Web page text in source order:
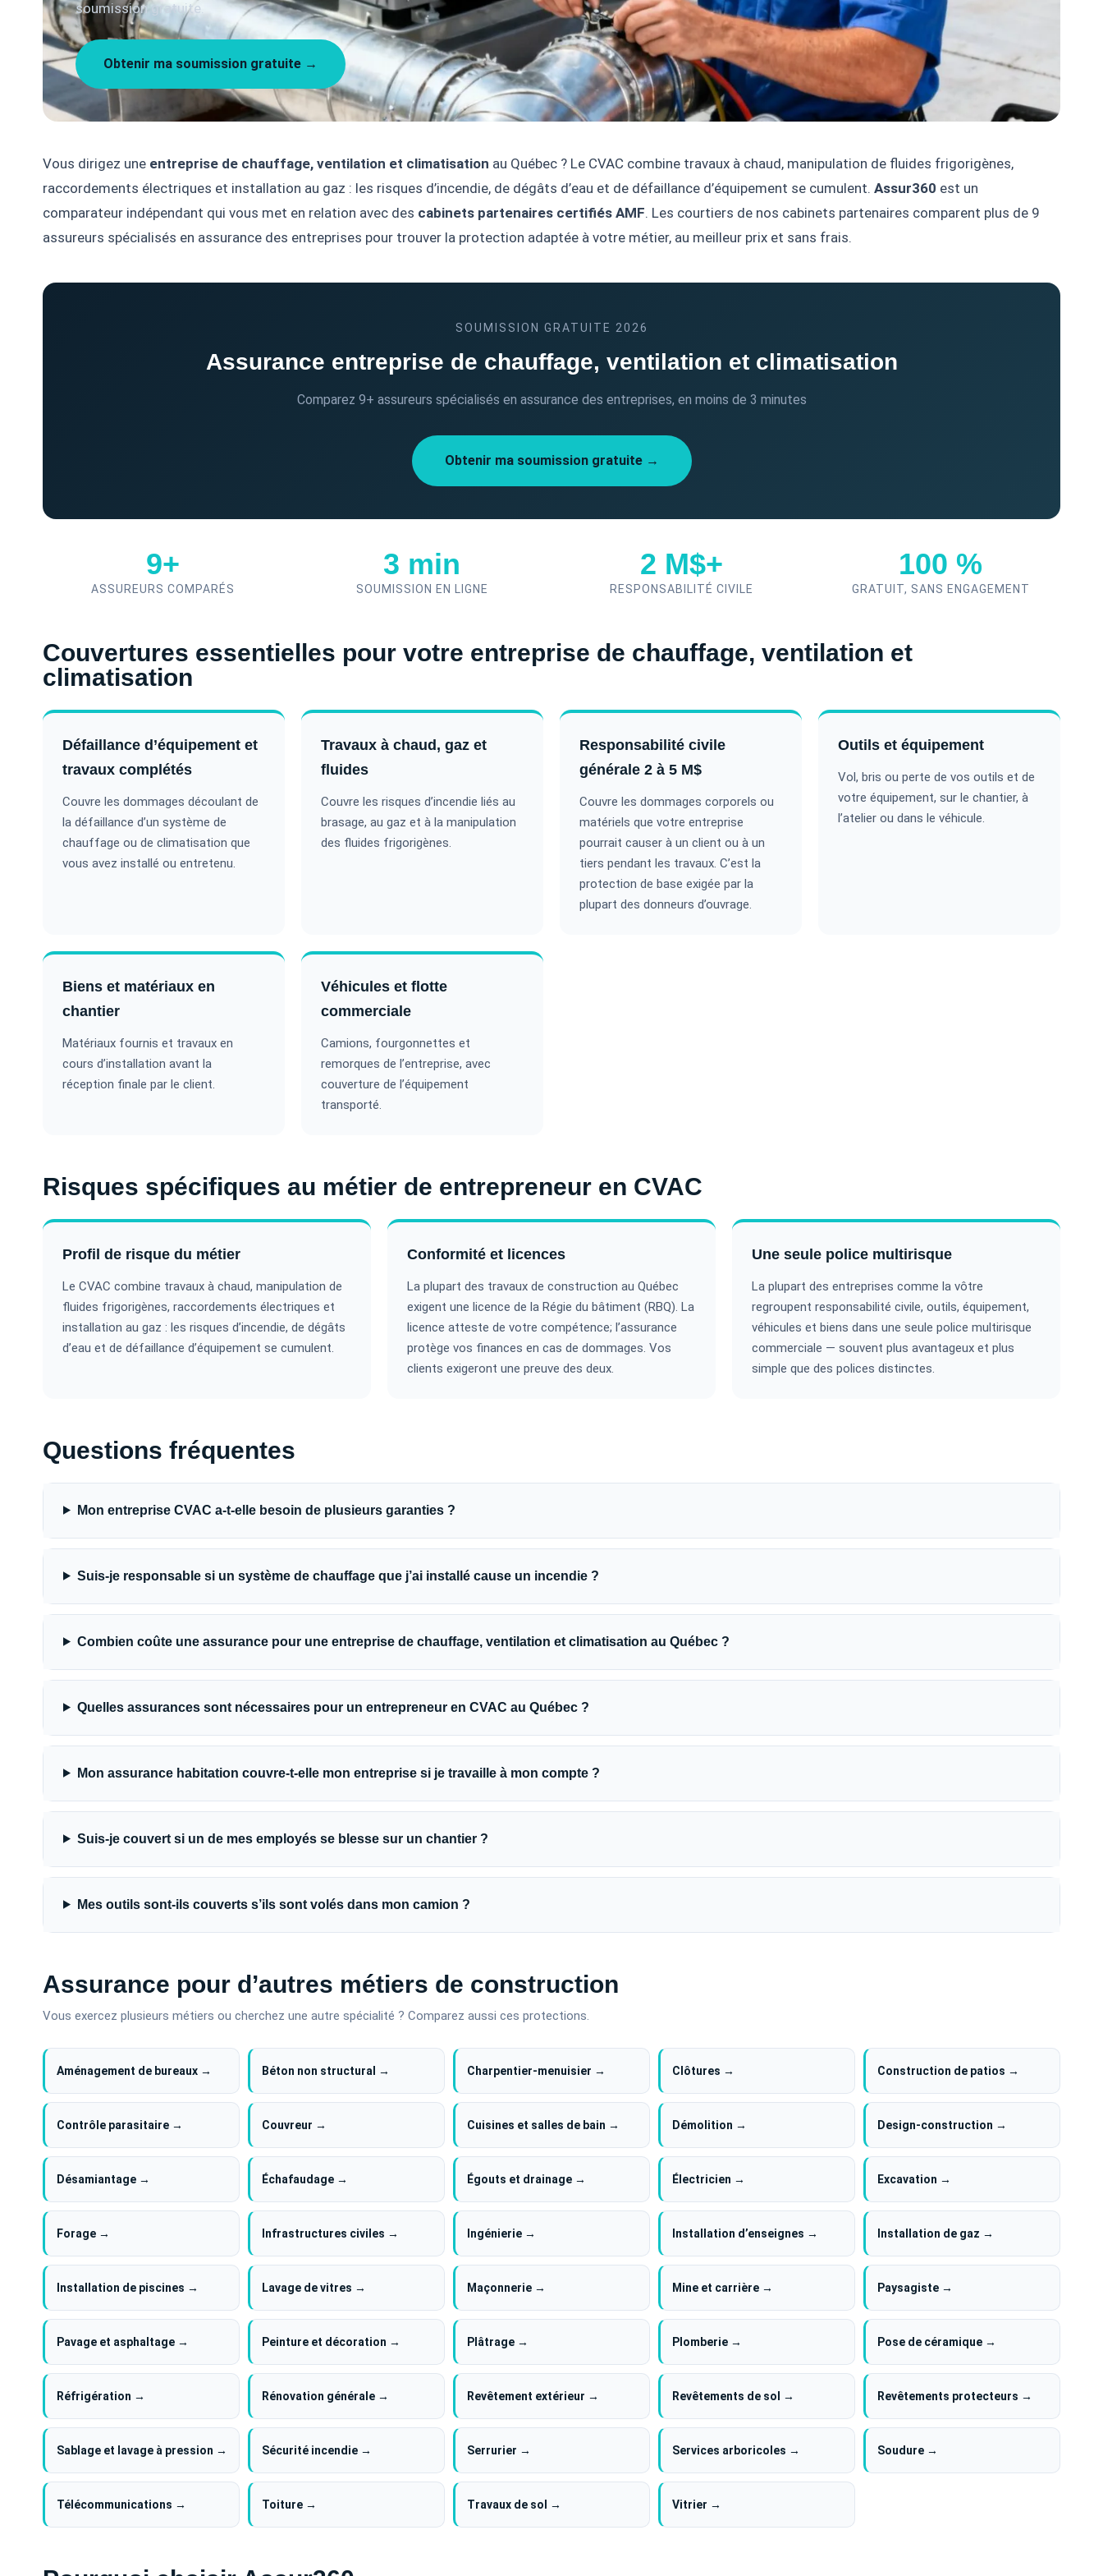
soumission gratuite.
Obtenir ma soumission gratuite →
Vous dirigez une entreprise de chauffage, ventilation et climatisation au Québec ? Le CVAC combine travaux à chaud, manipulation de fluides frigorigènes,
raccordements électriques et installation au gaz : les risques d’incendie, de dégâts d’eau et de défaillance d’équipement se cumulent. Assur360 est un
comparateur indépendant qui vous met en relation avec des cabinets partenaires certifiés AMF. Les courtiers de nos cabinets partenaires comparent plus de 9
assureurs spécialisés en assurance des entreprises pour trouver la protection adaptée à votre métier, au meilleur prix et sans frais.
SOUMISSION GRATUITE 2026
Assurance entreprise de chauffage, ventilation et climatisation
Comparez 9+ assureurs spécialisés en assurance des entreprises, en moins de 3 minutes
Obtenir ma soumission gratuite →
9+
ASSUREURS COMPARÉS
3 min
SOUMISSION EN LIGNE
2 M$+
RESPONSABILITÉ CIVILE
100 %
GRATUIT, SANS ENGAGEMENT
Couvertures essentielles pour votre entreprise de chauffage, ventilation et
climatisation
Défaillance d’équipement et
travaux complétés
Couvre les dommages découlant de
la défaillance d’un système de
chauffage ou de climatisation que
vous avez installé ou entretenu.
Travaux à chaud, gaz et
fluides
Couvre les risques d’incendie liés au
brasage, au gaz et à la manipulation
des fluides frigorigènes.
Responsabilité civile
générale 2 à 5 M$
Couvre les dommages corporels ou
matériels que votre entreprise
pourrait causer à un client ou à un
tiers pendant les travaux. C’est la
protection de base exigée par la
plupart des donneurs d’ouvrage.
Outils et équipement
Vol, bris ou perte de vos outils et de
votre équipement, sur le chantier, à
l’atelier ou dans le véhicule.
Biens et matériaux en
chantier
Matériaux fournis et travaux en
cours d’installation avant la
réception finale par le client.
Véhicules et flotte
commerciale
Camions, fourgonnettes et
remorques de l’entreprise, avec
couverture de l’équipement
transporté.
Risques spécifiques au métier de entrepreneur en CVAC
Profil de risque du métier
Le CVAC combine travaux à chaud, manipulation de
fluides frigorigènes, raccordements électriques et
installation au gaz : les risques d’incendie, de dégâts
d’eau et de défaillance d’équipement se cumulent.
Conformité et licences
La plupart des travaux de construction au Québec
exigent une licence de la Régie du bâtiment (RBQ). La
licence atteste de votre compétence; l’assurance
protège vos finances en cas de dommages. Vos
clients exigeront une preuve des deux.
Une seule police multirisque
La plupart des entreprises comme la vôtre
regroupent responsabilité civile, outils, équipement,
véhicules et biens dans une seule police multirisque
commerciale — souvent plus avantageux et plus
simple que des polices distinctes.
Questions fréquentes
Mon entreprise CVAC a-t-elle besoin de plusieurs garanties ?
Suis-je responsable si un système de chauffage que j’ai installé cause un incendie ?
Combien coûte une assurance pour une entreprise de chauffage, ventilation et climatisation au Québec ?
Quelles assurances sont nécessaires pour un entrepreneur en CVAC au Québec ?
Mon assurance habitation couvre-t-elle mon entreprise si je travaille à mon compte ?
Suis-je couvert si un de mes employés se blesse sur un chantier ?
Mes outils sont-ils couverts s’ils sont volés dans mon camion ?
Assurance pour d’autres métiers de construction
Vous exercez plusieurs métiers ou cherchez une autre spécialité ? Comparez aussi ces protections.
Aménagement de bureaux → Béton non structural → Charpentier-menuisier → Clôtures → Construction de patios →
Contrôle parasitaire → Couvreur → Cuisines et salles de bain → Démolition → Design-construction →
Désamiantage → Échafaudage → Égouts et drainage → Électricien → Excavation →
Forage → Infrastructures civiles → Ingénierie → Installation d’enseignes → Installation de gaz →
Installation de piscines → Lavage de vitres → Maçonnerie → Mine et carrière → Paysagiste →
Pavage et asphaltage → Peinture et décoration → Plâtrage → Plomberie → Pose de céramique →
Réfrigération → Rénovation générale → Revêtement extérieur → Revêtements de sol → Revêtements protecteurs →
Sablage et lavage à pression → Sécurité incendie → Serrurier → Services arboricoles → Soudure →
Télécommunications → Toiture → Travaux de sol → Vitrier →